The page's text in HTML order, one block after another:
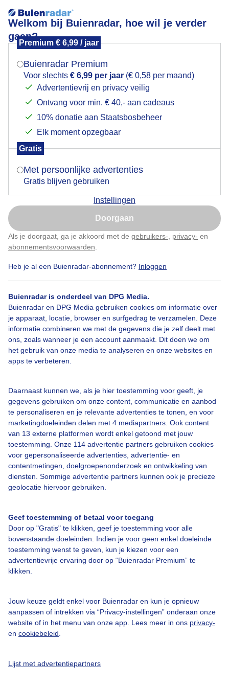
Welkom bij Buienradar, hoe wil je verder
gaan?
Premium € 6,99 / jaar
Buienradar Premium
Voor slechts € 6,99 per jaar (€ 0,58 per maand)
Advertentievrij en privacy veilig
Ontvang voor min. € 40,- aan cadeaus
10% donatie aan Staatsbosbeheer
Elk moment opzegbaar
Gratis
Met persoonlijke advertenties
Gratis blijven gebruiken
Instellingen
Doorgaan
Als je doorgaat, ga je akkoord met de gebruikers- privacy- en
abonnementsvoorwaarden
Heb je al een Buienradar-abonnement? Inloggen
Buienradar is onderdeel van DPG Media.
Buienradar en DPG Media gebruiken cookies om informatie over
je apparaat, locatie, browser en surfgedrag te verzamelen. Deze
informatie combineren we met de gegevens die je zelf deelt met
ons, zoals wanneer je een account aanmaakt. Dit doen we om
het gebruik van onze media te analyseren en onze websites en
apps te verbeteren.
Daarnaast kunnen we, als je hier toestemming voor geeft, je
gegevens gebruiken om onze content, communicatie en aanbod
te personaliseren en je relevante advertenties te tonen, en voor
marketingdoeleinden delen met 4 mediapartners. Ook content
van 13 externe platformen wordt enkel getoond met jouw
toestemming. Onze 114 advertentie partners gebruiken cookies
voor gepersonaliseerde advertenties, advertentie- en
contentmetingen, doelgroepenonderzoek en ontwikkeling van
diensten. Sommige advertentie partners kunnen ook je precieze
geolocatie hiervoor gebruiken.
Geef toestemming of betaal voor toegang
Door op "Gratis" te klikken, geef je toestemming voor alle
bovenstaande doeleinden. Indien je voor geen enkel doeleinde
toestemming wenst te geven, kun je kiezen voor een
advertentievrije ervaring door op “Buienradar Premium” te
klikken.
Jouw keuze geldt enkel voor Buienradar en kun je opnieuw
aanpassen of intrekken via “Privacy-instellingen” onderaan onze
website of in het menu van onze app. Lees meer in ons privacy-
en cookiebeleid
Lijst met advertentiepartners
De meteorologische herfst is begonnen.
Wat ruikt het weer lekker in het bos.
Door: Ed van Pelt. Gemaakt: 01-09-2025, 1597x bekeken
Herfst Zon Zonsopkomst
Bekijk slideshow
Over Buienradar
Bedrijfsgegevens
Contact
Toegankelijkheid
Gebruikersvoorwaarden
Adverteren
Privacy beleid
Cookie beleid
Privacy instellingen
Mogen we je locatie gebruiken voor het
Indien je hier nog geen akkoord op hebt gegeven,
verschijnt er zo een pop-up uit je browser waarin
Is goed, toon de popup
Nu niet, misschien later
Klik hierom dit aan te passen